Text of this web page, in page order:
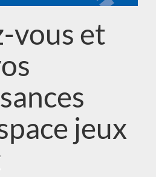
vous et
jeux